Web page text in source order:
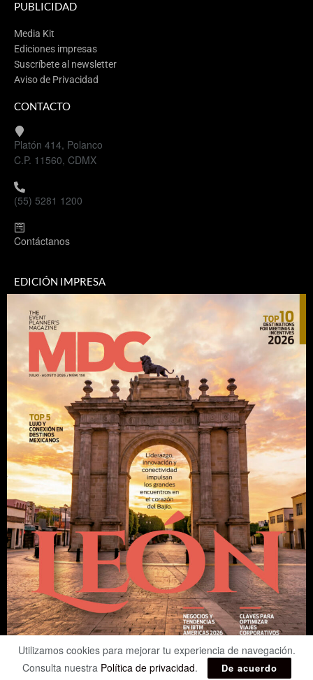
PUBLICIDAD
Media Kit
Ediciones impresas
Suscríbete al newsletter
Aviso de Privacidad
CONTACTO
Platón 414, Polanco
C.P. 11560, CDMX
(55) 5281 1200
Contáctanos
EDICIÓN IMPRESA
Utilizamos cookies para mejorar tu experiencia de navegación.
Consulta nuestra Política de privacidad. De acuerdo